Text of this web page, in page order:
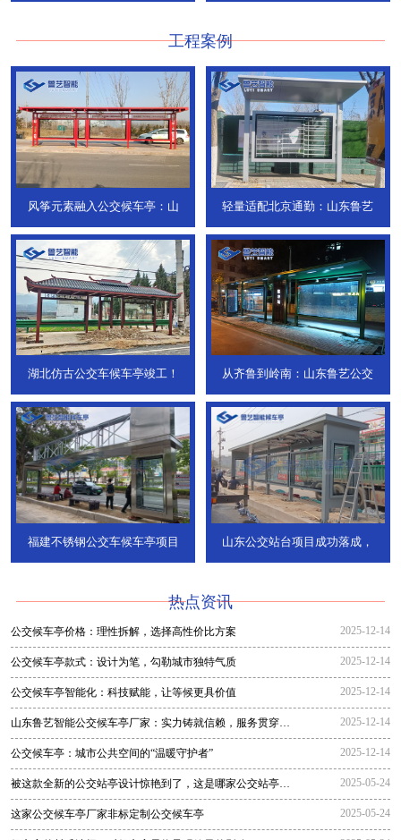
工程案例
风筝元素融入公交候车亭：山 轻量适配北京通勤：山东鲁艺
湖北仿古公交车候车亭竣工！ 从齐鲁到岭南：山东鲁艺公交
福建不锈钢公交车候车亭项目 山东公交站台项目成功落成，
热点资讯
公交候车亭价格：理性拆解，选择高性价比方案 2025-12-14
公交候车亭款式：设计为笔，勾勒城市独特气质 2025-12-14
公交候车亭智能化：科技赋能，让等候更具价值 2025-12-14
山东鲁艺智能公交候车亭厂家：实力铸就信赖，服务贯穿全
程
2025-12-14
公交候车亭：城市公共空间的“温暖守护者” 2025-12-14
被这款全新的公交站亭设计惊艳到了，这是哪家公交站亭生
产厂家生
2025-05-24
这家公交候车亭厂家非标定制公交候车亭 2025-05-24